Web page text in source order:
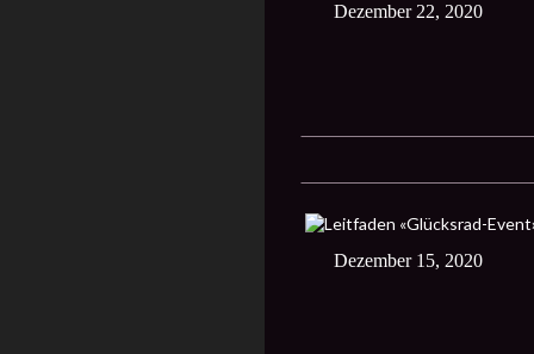
Dezember 22, 2020
Dezember 15, 2020